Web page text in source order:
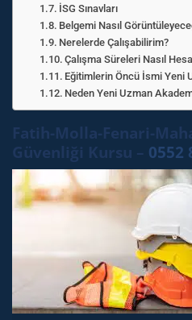
İSG Sınavları
Belgemi Nasıl
Nerelerde Çalışabilirim?
Çalışma Süreleri Nasıl
Eğitimlerin Öncü İsmi Yeni
Neden Yeni Uzman
Fatih-Molla-Fenari-
Güvenliği Kursu – 0552